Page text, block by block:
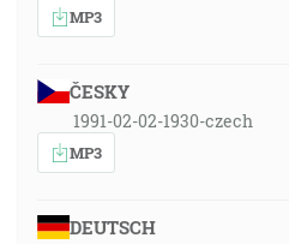
MP3
ČESKY
1991-02-02-1930-czech
MP3
DEUTSCH